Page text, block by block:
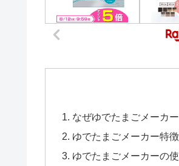
なぜゆでたまごメーカ
ゆでたまごメーカー特
ゆでたまごメーカーの